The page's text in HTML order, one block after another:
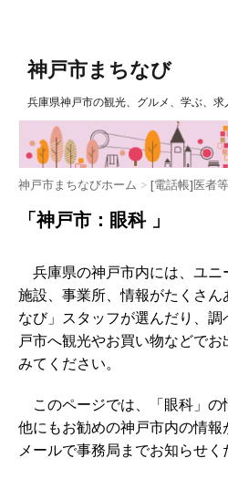
神戸市まちなび
兵庫県神戸市の観光、グルメ、学ぶ、求
神戸市まちなびホーム > [電話帳]医者等
「神戸市：眼科 」
兵庫県の神戸市内には、ユニ
施設、事業所、情報がたくさ
なび」スタッフが選んだり、
戸市へ観光やお買い物などで
みてください。
このページでは、「眼科」の
他にもお勧めの神戸市内の情報
メールで事務局までお知らせく